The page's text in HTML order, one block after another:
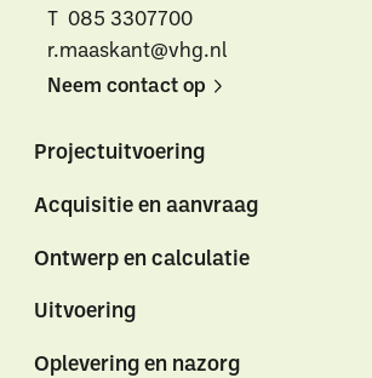
Alle downloads
T 085 3307700
r.maaskant@vhg.nl
Neem contact op
Projectuitvoering
Acquisitie en aanvraag
Ontwerp en calculatie
Uitvoering
Oplevering en nazorg